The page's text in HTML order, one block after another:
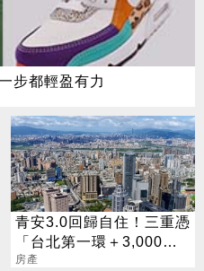
步都輕盈有力
青安3.0回歸自住！三重憑
「台北第一環＋3,000官
員進駐」撐爆剛需
房產